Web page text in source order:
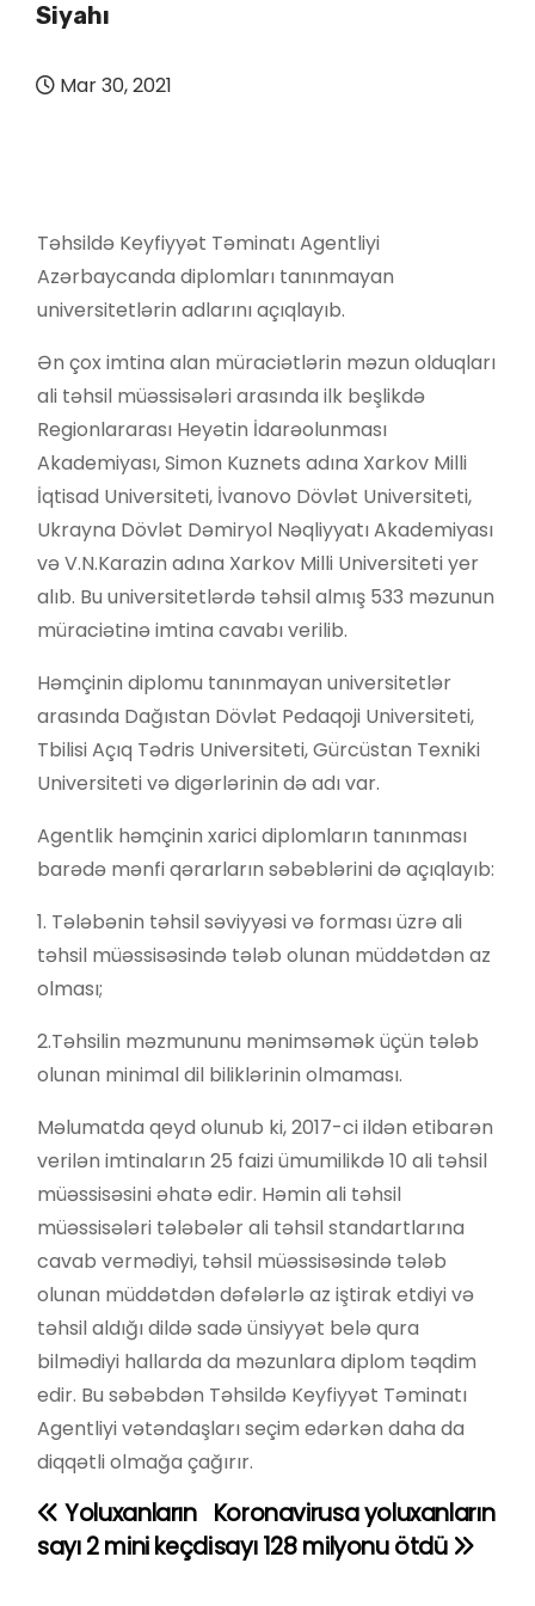
Siyahı
Mar 30, 2021
Təhsildə Keyfiyyət Təminatı Agentliyi
Azərbaycanda diplomları tanınmayan
universitetlərin adlarını açıqlayıb.
Ən çox imtina alan müraciətlərin məzun olduqları
ali təhsil müəssisələri arasında ilk beşlikdə
Regionlararası Heyətin İdarəolunması
Akademiyası, Simon Kuznets adına Xarkov Milli
İqtisad Universiteti, İvanovo Dövlət Universiteti,
Ukrayna Dövlət Dəmiryol Nəqliyyatı Akademiyası
və V.N.Karazin adına Xarkov Milli Universiteti yer
alıb. Bu universitetlərdə təhsil almış 533 məzunun
müraciətinə imtina cavabı verilib.
Həmçinin diplomu tanınmayan universitetlər
arasında Dağıstan Dövlət Pedaqoji Universiteti,
Tbilisi Açıq Tədris Universiteti, Gürcüstan Texniki
Universiteti və digərlərinin də adı var.
Agentlik həmçinin xarici diplomların tanınması
barədə mənfi qərarların səbəblərini də açıqlayıb:
1. Tələbənin təhsil səviyyəsi və forması üzrə ali
təhsil müəssisəsində tələb olunan müddətdən az
olması;
2.Təhsilin məzmununu mənimsəmək üçün tələb
olunan minimal dil biliklərinin olmaması.
Məlumatda qeyd olunub ki, 2017-ci ildən etibarən
verilən imtinaların 25 faizi ümumilikdə 10 ali təhsil
müəssisəsini əhatə edir. Həmin ali təhsil
müəssisələri tələbələr ali təhsil standartlarına
cavab vermədiyi, təhsil müəssisəsində tələb
olunan müddətdən dəfələrlə az iştirak etdiyi və
təhsil aldığı dildə sadə ünsiyyət belə qura
bilmədiyi hallarda da məzunlara diplom təqdim
edir. Bu səbəbdən Təhsildə Keyfiyyət Təminatı
Agentliyi vətəndaşları seçim edərkən daha da
diqqətli olmağa çağırır.
Y
Koronavirusa yoluxanların
sayı 128 milyonu ötdü
Yoluxanların
sayı 2 mini keçdi